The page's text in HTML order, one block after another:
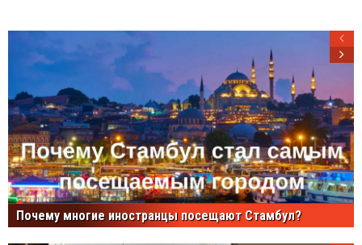
Почему многие иностранцы посещают Стамбул?